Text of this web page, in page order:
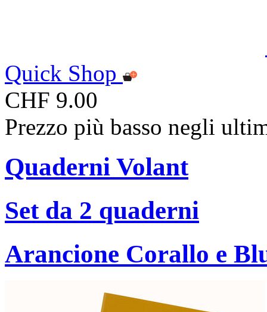
Quick Shop
CHF 9.00
Prezzo più basso negli
Quaderni Volant
Set da 2 quaderni
Arancione Corallo e